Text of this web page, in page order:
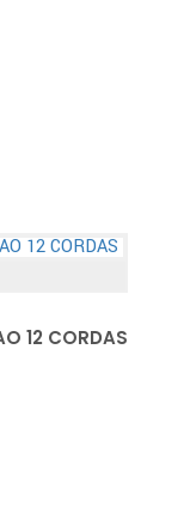
12 CORDAS